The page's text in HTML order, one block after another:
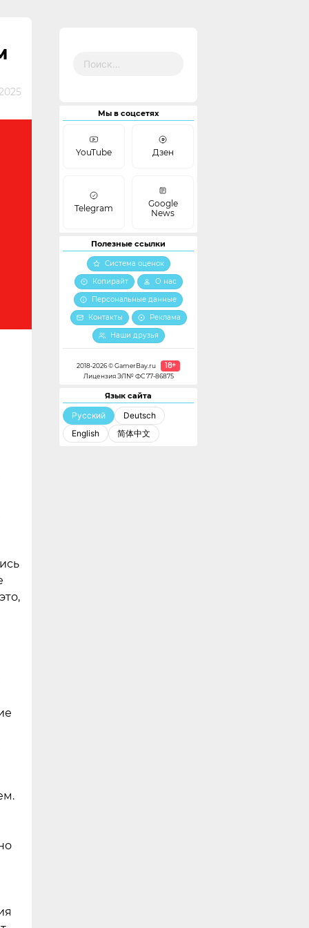
Мы в соцсетях
YouTube Дзен
Telegram
Google
News
Полезные ссылки
Система оценок
Копирайт
О нас
Персональные данные
Контакты
Реклама
Наши друзья
2018-2026 © GamerBay.ru 18+
Лицензия ЭЛ№ ФС 77-86875
Язык сайта
Русский
Deutsch
English
简体中文